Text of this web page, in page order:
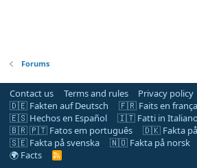
Forums
Contact us Terms and rules Privacy policy
🇩🇪 Fakten auf Deutsch
🇫🇷 Faits en
🇪🇸 Hechos en Español
🇮🇹 Fatti in Italiano
🇧🇷 🇵🇹 Fatos em português
🇩🇰 Fakta
🇸🇪 Fakta på svenska
🇳🇴 Fakta på norsk
🌍 Facts
R